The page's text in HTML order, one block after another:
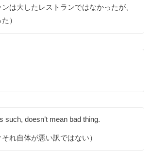
ンは大したレストランではなかったが、
）
such, doesn’t mean bad thing.
それ自体が悪い訳ではない）